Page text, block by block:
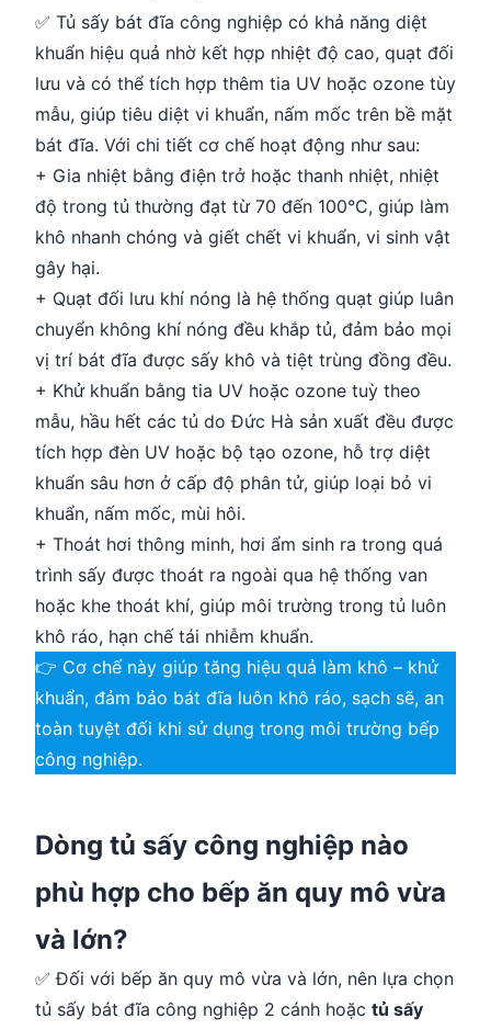
✅ Tủ sấy bát đĩa công nghiệp có khả năng diệt
khuẩn hiệu quả nhờ kết hợp nhiệt độ cao, quạt đối
lưu và có thể tích hợp thêm tia UV hoặc ozone tùy
mẫu, giúp tiêu diệt vi khuẩn, nấm mốc trên bề mặt
bát đĩa. Với chi tiết cơ chế hoạt động như sau:
+ Gia nhiệt bằng điện trở hoặc thanh nhiệt, nhiệt
độ trong tủ thường đạt từ 70 đến 100°C, giúp làm
khô nhanh chóng và giết chết vi khuẩn, vi sinh vật
gây hại.
+ Quạt đối lưu khí nóng là hệ thống quạt giúp luân
chuyển không khí nóng đều khắp tủ, đảm bảo mọi
vị trí bát đĩa được sấy khô và tiệt trùng đồng đều.
+ Khử khuẩn bằng tia UV hoặc ozone tuỳ theo
mẫu, hầu hết các tủ do Đức Hà sản xuất đều được
tích hợp đèn UV hoặc bộ tạo ozone, hỗ trợ diệt
khuẩn sâu hơn ở cấp độ phân tử, giúp loại bỏ vi
khuẩn, nấm mốc, mùi hôi.
+ Thoát hơi thông minh, hơi ẩm sinh ra trong quá
trình sấy được thoát ra ngoài qua hệ thống van
hoặc khe thoát khí, giúp môi trường trong tủ luôn
khô ráo, hạn chế tái nhiễm khuẩn.
👉 Cơ chế này giúp tăng hiệu quả làm khô – khử
khuẩn, đảm bảo bát đĩa luôn khô ráo, sạch sẽ, an
toàn tuyệt đối khi sử dụng trong môi trường bếp
công nghiệp.
Dòng tủ sấy công nghiệp nào
phù hợp cho bếp ăn quy mô vừa
và lớn?
✅ Đối với bếp ăn quy mô vừa và lớn, nên lựa chọn
tủ sấy bát đĩa công nghiệp 2 cánh hoặc tủ sấy